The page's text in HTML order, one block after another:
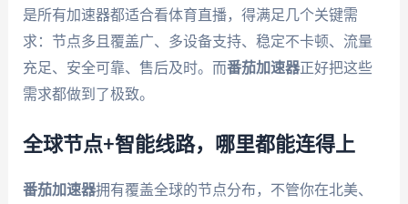
是所有加速器都适合看体育直播，得满足几个关键需
求：节点多且覆盖广、多设备支持、稳定不卡顿、流量
充足、安全可靠、售后及时。而番茄加速器正好把这些
需求都做到了极致。
全球节点+智能线路，哪里都能连得上
番茄加速器拥有覆盖全球的节点分布，不管你在北美、